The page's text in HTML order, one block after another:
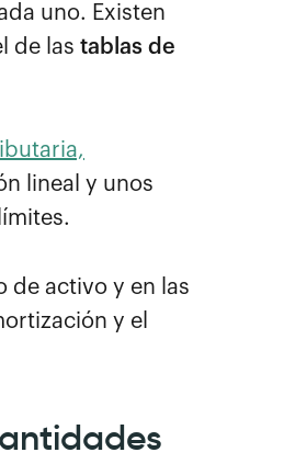
uno. Existen
de las tablas de
lineal y unos
de activo y en las
y el